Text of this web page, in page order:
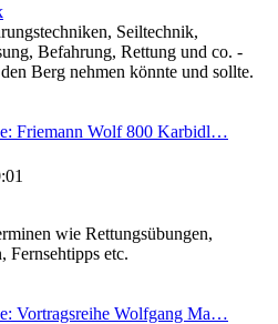
Seiltechnik,
Befahrung, Rettung und co. -
Berg nehmen könnte und sollte.
Friemann Wolf 800 Karbidl…
wie Rettungsübungen,
Fernsehtipps etc.
Vortragsreihe Wolfgang Ma…